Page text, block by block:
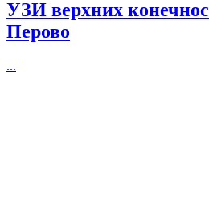
УЗИ верхних
Перово
...